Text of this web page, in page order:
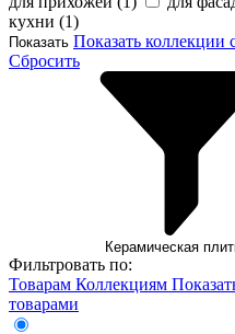
кухни (1)
Показать Показать
Сбросить
Керамическая
Фильтровать по:
Товарам Коллекциям
товарами